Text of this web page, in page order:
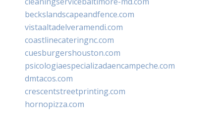
beckslandscapeandfence.com
vistaaltadelveramendi.com
coastlinecateringnc.com
cuesburgershouston.com
psicologiaespecializadaencampeche.com
dmtacos.com
crescentstreetprinting.com
hornopizza.com